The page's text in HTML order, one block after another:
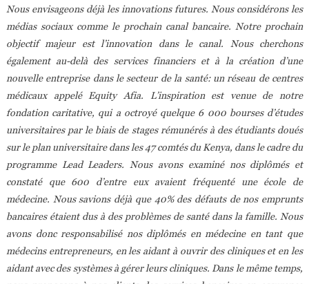
Nous envisageons déjà les innovations futures. Nous considérons les
médias sociaux comme le prochain canal bancaire. Notre prochain
objectif majeur est l’innovation dans le canal. Nous cherchons
également au-delà des services financiers et à la création d’une
nouvelle entreprise dans le secteur de la santé: un réseau de centres
médicaux appelé Equity Afia. L’inspiration est venue de notre
fondation caritative, qui a octroyé quelque 6 000 bourses d’études
universitaires par le biais de stages rémunérés à des étudiants doués
sur le plan universitaire dans les 47 comtés du Kenya, dans le cadre du
programme Lead Leaders. Nous avons examiné nos diplômés et
constaté que 600 d’entre eux avaient fréquenté une école de
médecine. Nous savions déjà que 40% des défauts de nos emprunts
bancaires étaient dus à des problèmes de santé dans la famille. Nous
avons donc responsabilisé nos diplômés en médecine en tant que
médecins entrepreneurs, en les aidant à ouvrir des cliniques et en les
aidant avec des systèmes à gérer leurs cliniques. Dans le même temps,